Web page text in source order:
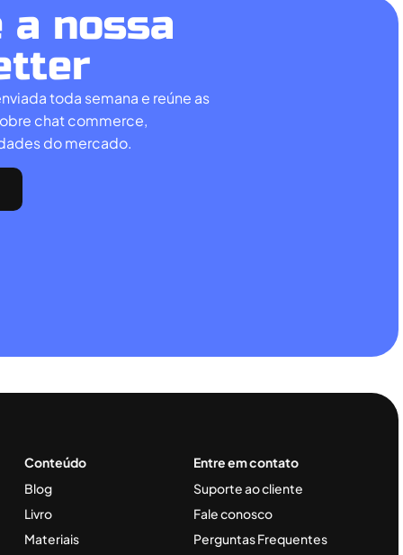
a nossa
toda semana e reúne as
chat commerce,
do mercado.
Conteúdo
Blog
Livro
Materiais
Entre em contato
Suporte ao cliente
Fale conosco
Perguntas Frequentes